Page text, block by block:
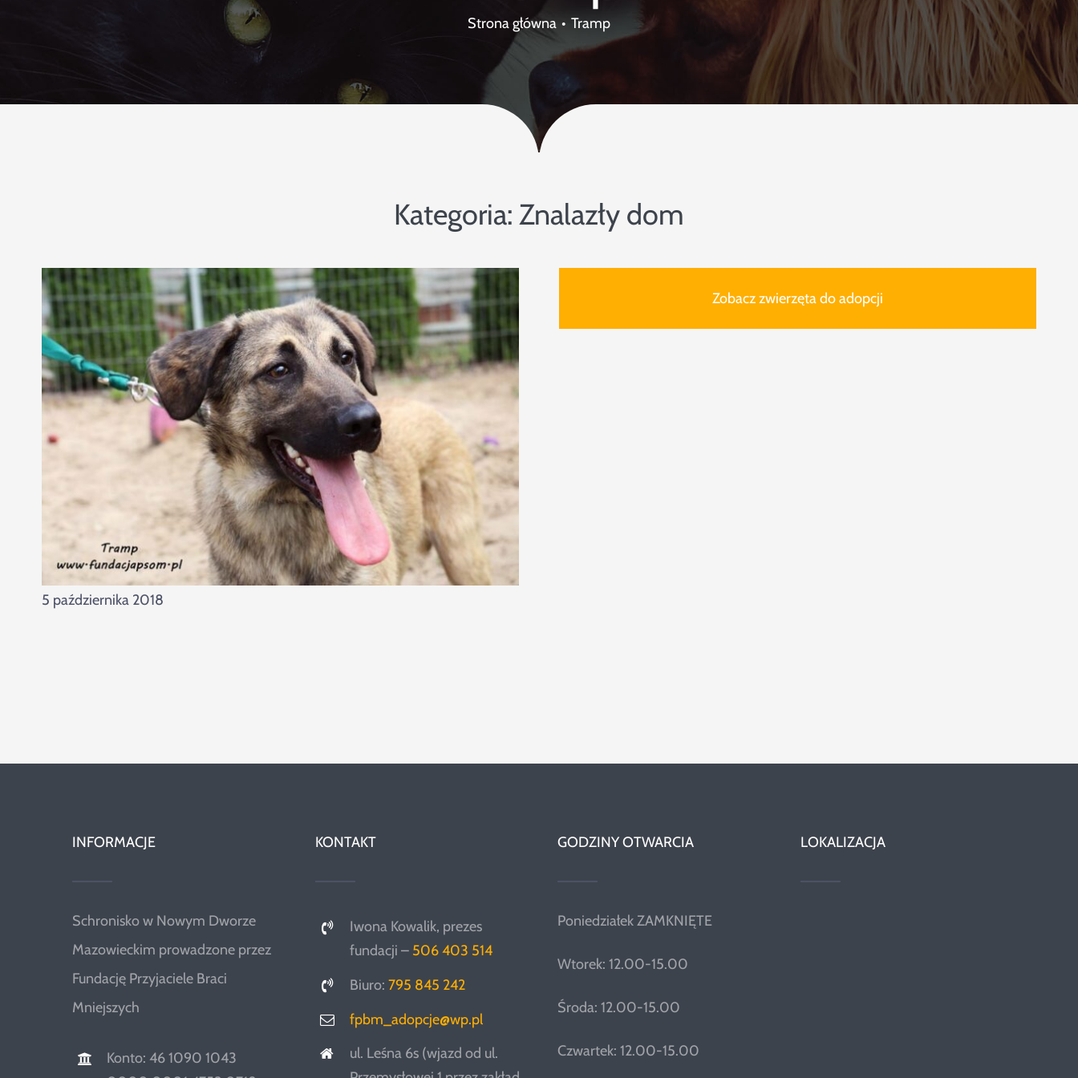
Strona główna Tramp
Kategoria: Znalazły dom
5 października 2018
Zobacz zwierzęta do adopcji
INFORMACJE
Schronisko w Nowym Dworze
Mazowieckim prowadzone przez
Fundację Przyjaciele Braci
Mniejszych
Konto: 46 1090 1043
KONTAKT
Iwona Kowalik, prezes
fundacji – 506 403 514
Biuro: 795 845 242
fpbm_adopcje@wp.pl
ul. Leśna 6s (wjazd od ul.
GODZINY OTWARCIA
Poniedziałek ZAMKNIĘTE
Wtorek: 12.00-15.00
Środa: 12.00-15.00
Czwartek: 12.00-15.00
LOKALIZACJA